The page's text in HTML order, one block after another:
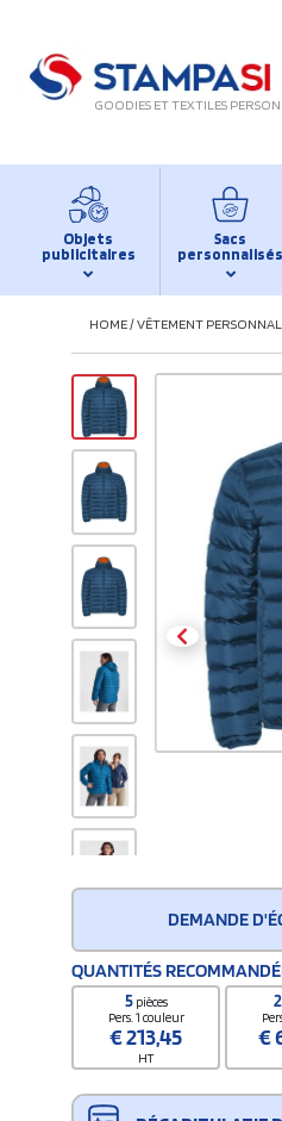
GOODIES ET TEXTILES
Objets
publicitaires
Sacs
personnalisés
HOME/VÊTEMENT
DEMANDE
QUANTITÉS
5 pièces
Pers. 1 couleur
€213,45
HT
€